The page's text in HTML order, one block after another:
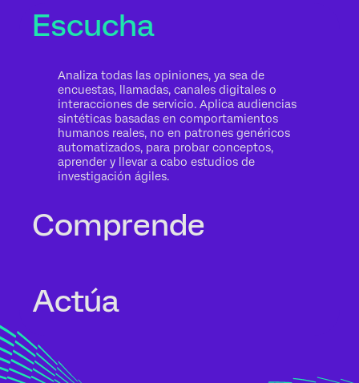
Escucha
Analiza todas las opiniones, ya sea de
encuestas, llamadas, canales digitales o
interacciones de servicio. Aplica audiencias
sintéticas basadas en comportamientos
humanos reales, no en patrones genéricos
automatizados, para probar conceptos,
aprender y llevar a cabo estudios de
investigación ágiles.
Comprende
consecuencias para tu negocio. El análisis
de texto automático identifica temas,
Actúa
concretas en el momento oportuno. Los
agentes de la experiencia apoyan a los